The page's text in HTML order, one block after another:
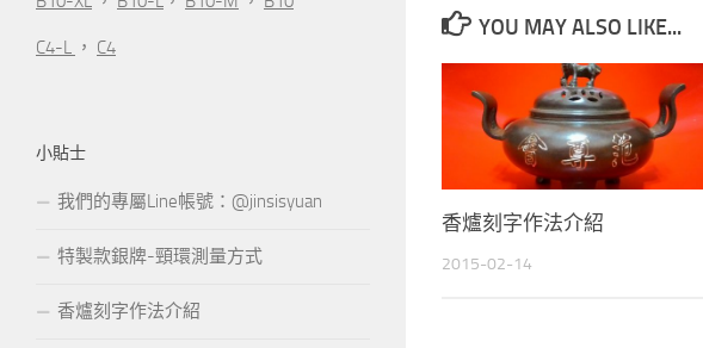
YOU MAY ALSO LIKE...
香爐刻字作法介紹
2015-02-14
C4-L ， C4
小貼士
我們的專屬Line帳號：@jinsisyuan
特製款銀牌-頸環測量方式
香爐刻字作法介紹